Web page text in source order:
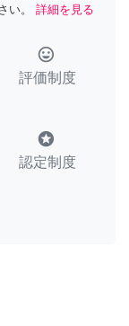
い。
詳細を見る
tag_faces
評価制度
stars
認定制度